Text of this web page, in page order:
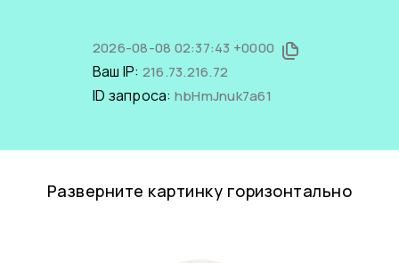
2026-08-08 02:37:43 +0000
Ваш IP: 216.73.216.72
ID запроса: hbHmJnuk7a61
Разверните картинку горизонтально